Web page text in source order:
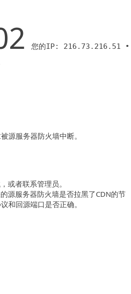
您的IP: 216.73.216.51 •
源服务器防火墙中断。
或者联系管理员。
源服务器防火墙是否拉黑了CDN的节
和回源端口是否正确。